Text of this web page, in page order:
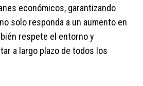
económicos, garantizando
solo responda a un aumento en
respete el entorno y
a largo plazo de todos los